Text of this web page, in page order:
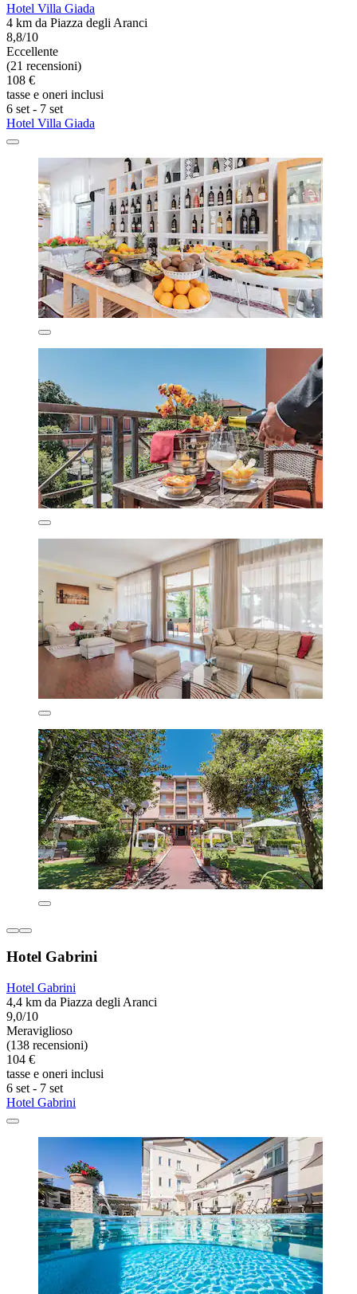
Hotel Villa Giada
4 km da Piazza degli Aranci
8,8/10
Eccellente
(21 recensioni)
108 €
tasse e oneri inclusi
6 set - 7 set
Hotel Villa Giada
Hotel Gabrini
Hotel Gabrini
4,4 km da Piazza degli Aranci
9,0/10
Meraviglioso
(138 recensioni)
104 €
tasse e oneri inclusi
6 set - 7 set
Hotel Gabrini